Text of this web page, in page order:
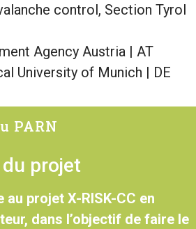
control, Section Tyrol
Agency Austria | AT
University of Munich | DE
PARN
projet
au projet X-RISK-CC en
dans l’objectif de faire le